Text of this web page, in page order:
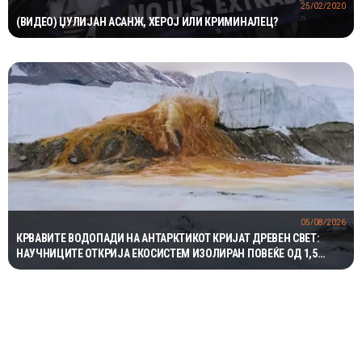
(ВИДЕО) ЏУЛИЈАН АСАНЖ, ХЕРОЈ ИЛИ КРИМИНАЛЕЦ?
25/02/2020
КРВАВИТЕ ВОДОПАДИ НА АНТАРКТИКОТ КРИЈАТ ДРЕВЕН СВЕТ:
НАУЧНИЦИТЕ ОТКРИЈА ЕКОСИСТЕМ ИЗОЛИРАН ПОВЕЌЕ ОД 1,5
МИЛИОНИ ГОДИНИ
05/08/2026